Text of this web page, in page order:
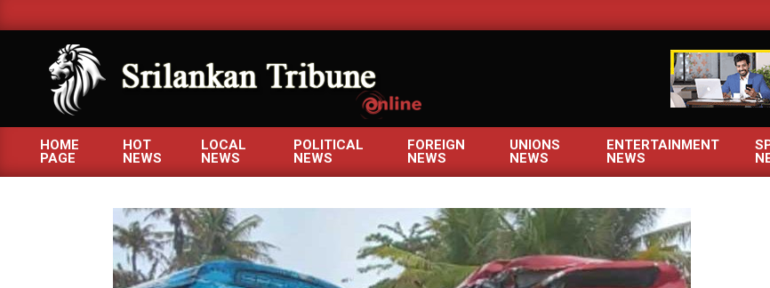
to
SRILANKANTRIBUNE.COM
Primary
Menu
HOME
PAGE
HOT
NEWS
LOCAL
NEWS
POLITICAL
NEWS
FOREIGN
NEWS
UNIONS
NEWS
ENTERTAINMENT
NEWS